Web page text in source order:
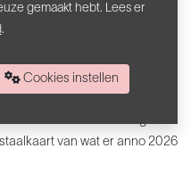
en een
uit het aanbod? Wij
van wat er anno 2026
gemaakt hebt. Lees er
.
Cookies instellen